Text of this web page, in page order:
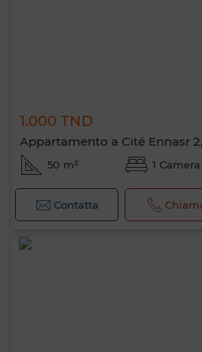
1.000 TND
Appartamento a Cité Ennasr
50 m² 1 Camera
Contatta